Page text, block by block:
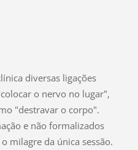
diversas ligações
o nervo no lugar",
"destravar o corpo".
e não formalizados
milagre da única sessão.